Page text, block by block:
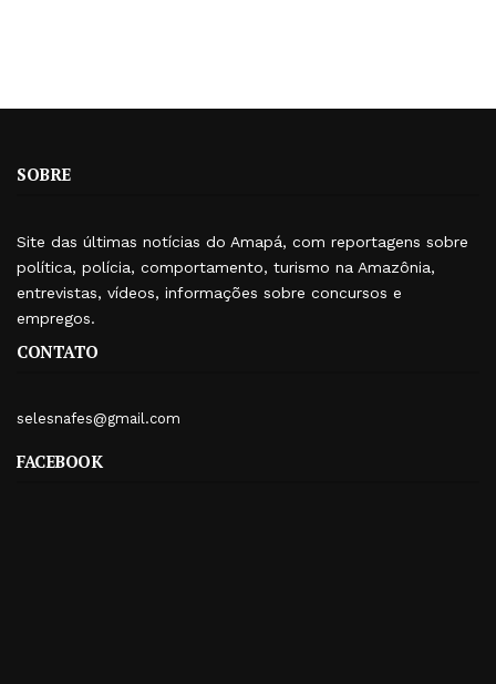
SOBRE
Site das últimas notícias do Amapá, com reportagens sobre
política, polícia, comportamento, turismo na Amazônia,
entrevistas, vídeos, informações sobre concursos e
empregos.
CONTATO
selesnafes@gmail.com
FACEBOOK